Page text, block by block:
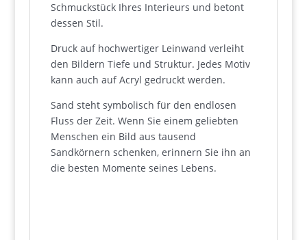
Schmuckstück Ihres Interieurs und betont
dessen Stil.
Druck auf hochwertiger Leinwand verleiht
den Bildern Tiefe und Struktur. Jedes Motiv
kann auch auf Acryl gedruckt werden.
Sand steht symbolisch für den endlosen
Fluss der Zeit. Wenn Sie einem geliebten
Menschen ein Bild aus tausend
Sandkörnern schenken, erinnern Sie ihn an
die besten Momente seines Lebens.